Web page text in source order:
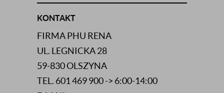
KONTAKT
FIRMA PHU RENA
UL. LEGNICKA 28
59-830 OLSZYNA
TEL. 601 469 900 -> 6:00-14:00